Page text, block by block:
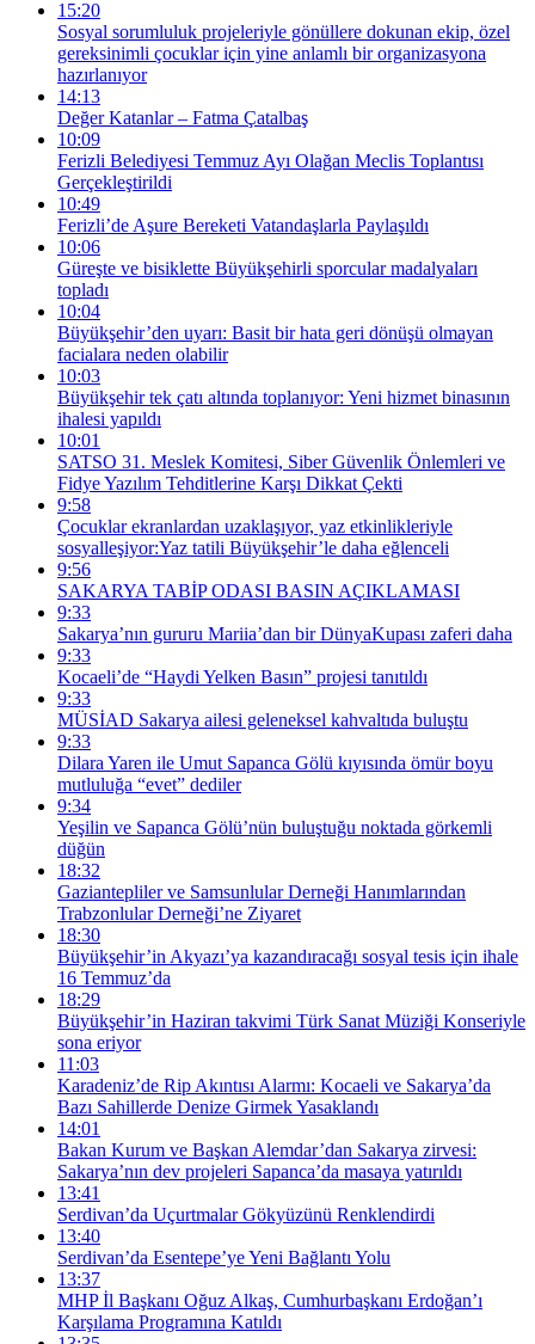
15:20
Sosyal sorumluluk projeleriyle gönüllere dokunan ekip, özel
gereksinimli çocuklar için yine anlamlı bir organizasyona
hazırlanıyor
14:13
Değer Katanlar – Fatma Çatalbaş
10:09
Ferizli Belediyesi Temmuz Ayı Olağan Meclis Toplantısı
Gerçekleştirildi
10:49
Ferizli’de Aşure Bereketi Vatandaşlarla Paylaşıldı
10:06
Güreşte ve bisiklette Büyükşehirli sporcular madalyaları
topladı
10:04
Büyükşehir’den uyarı: Basit bir hata geri dönüşü olmayan
facialara neden olabilir
10:03
Büyükşehir tek çatı altında toplanıyor: Yeni hizmet binasının
ihalesi yapıldı
10:01
SATSO 31. Meslek Komitesi, Siber Güvenlik Önlemleri ve
Fidye Yazılım Tehditlerine Karşı Dikkat Çekti
9:58
Çocuklar ekranlardan uzaklaşıyor, yaz etkinlikleriyle
sosyalleşiyor:Yaz tatili Büyükşehir’le daha eğlenceli
9:56
SAKARYA TABİP ODASI BASIN AÇIKLAMASI
9:33
Sakarya’nın gururu Mariia’dan bir DünyaKupası zaferi daha
9:33
Kocaeli’de “Haydi Yelken Basın” projesi tanıtıldı
9:33
MÜSİAD Sakarya ailesi geleneksel kahvaltıda buluştu
9:33
Dilara Yaren ile Umut Sapanca Gölü kıyısında ömür boyu
mutluluğa “evet” dediler
9:34
Yeşilin ve Sapanca Gölü’nün buluştuğu noktada görkemli
düğün
18:32
Gaziantepliler ve Samsunlular Derneği Hanımlarından
Trabzonlular Derneği’ne Ziyaret
18:30
Büyükşehir’in Akyazı’ya kazandıracağı sosyal tesis için ihale
16 Temmuz’da
18:29
Büyükşehir’in Haziran takvimi Türk Sanat Müziği Konseriyle
sona eriyor
11:03
Karadeniz’de Rip Akıntısı Alarmı: Kocaeli ve Sakarya’da
Bazı Sahillerde Denize Girmek Yasaklandı
14:01
Bakan Kurum ve Başkan Alemdar’dan Sakarya zirvesi:
Sakarya’nın dev projeleri Sapanca’da masaya yatırıldı
13:41
Serdivan’da Uçurtmalar Gökyüzünü Renklendirdi
13:40
Serdivan’da Esentepe’ye Yeni Bağlantı Yolu
13:37
MHP İl Başkanı Oğuz Alkaş, Cumhurbaşkanı Erdoğan’ı
Karşılama Programına Katıldı